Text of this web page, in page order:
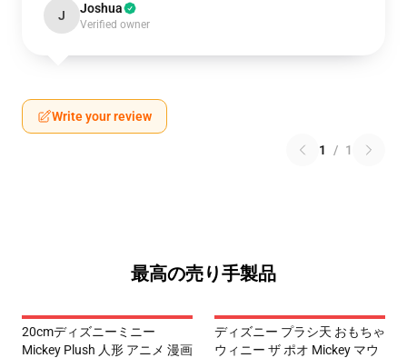
J Joshua
Verified owner
Write your review
1 / 1
最高の売り手製品
20cmディズニーミニー
Mickey Plush 人形 アニメ 漫画
ディズニー プラシ天 おもちゃ
ウィニー ザ ポオ Mickey マウ